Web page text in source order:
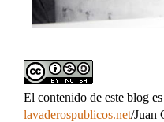
El contenido de este blog
lavaderospublicos.net/Juan